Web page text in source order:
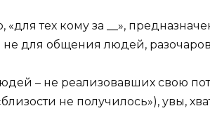
«для тех кому за __»,
для общения людей,
– не реализовавших свою
не получилось»), увы,